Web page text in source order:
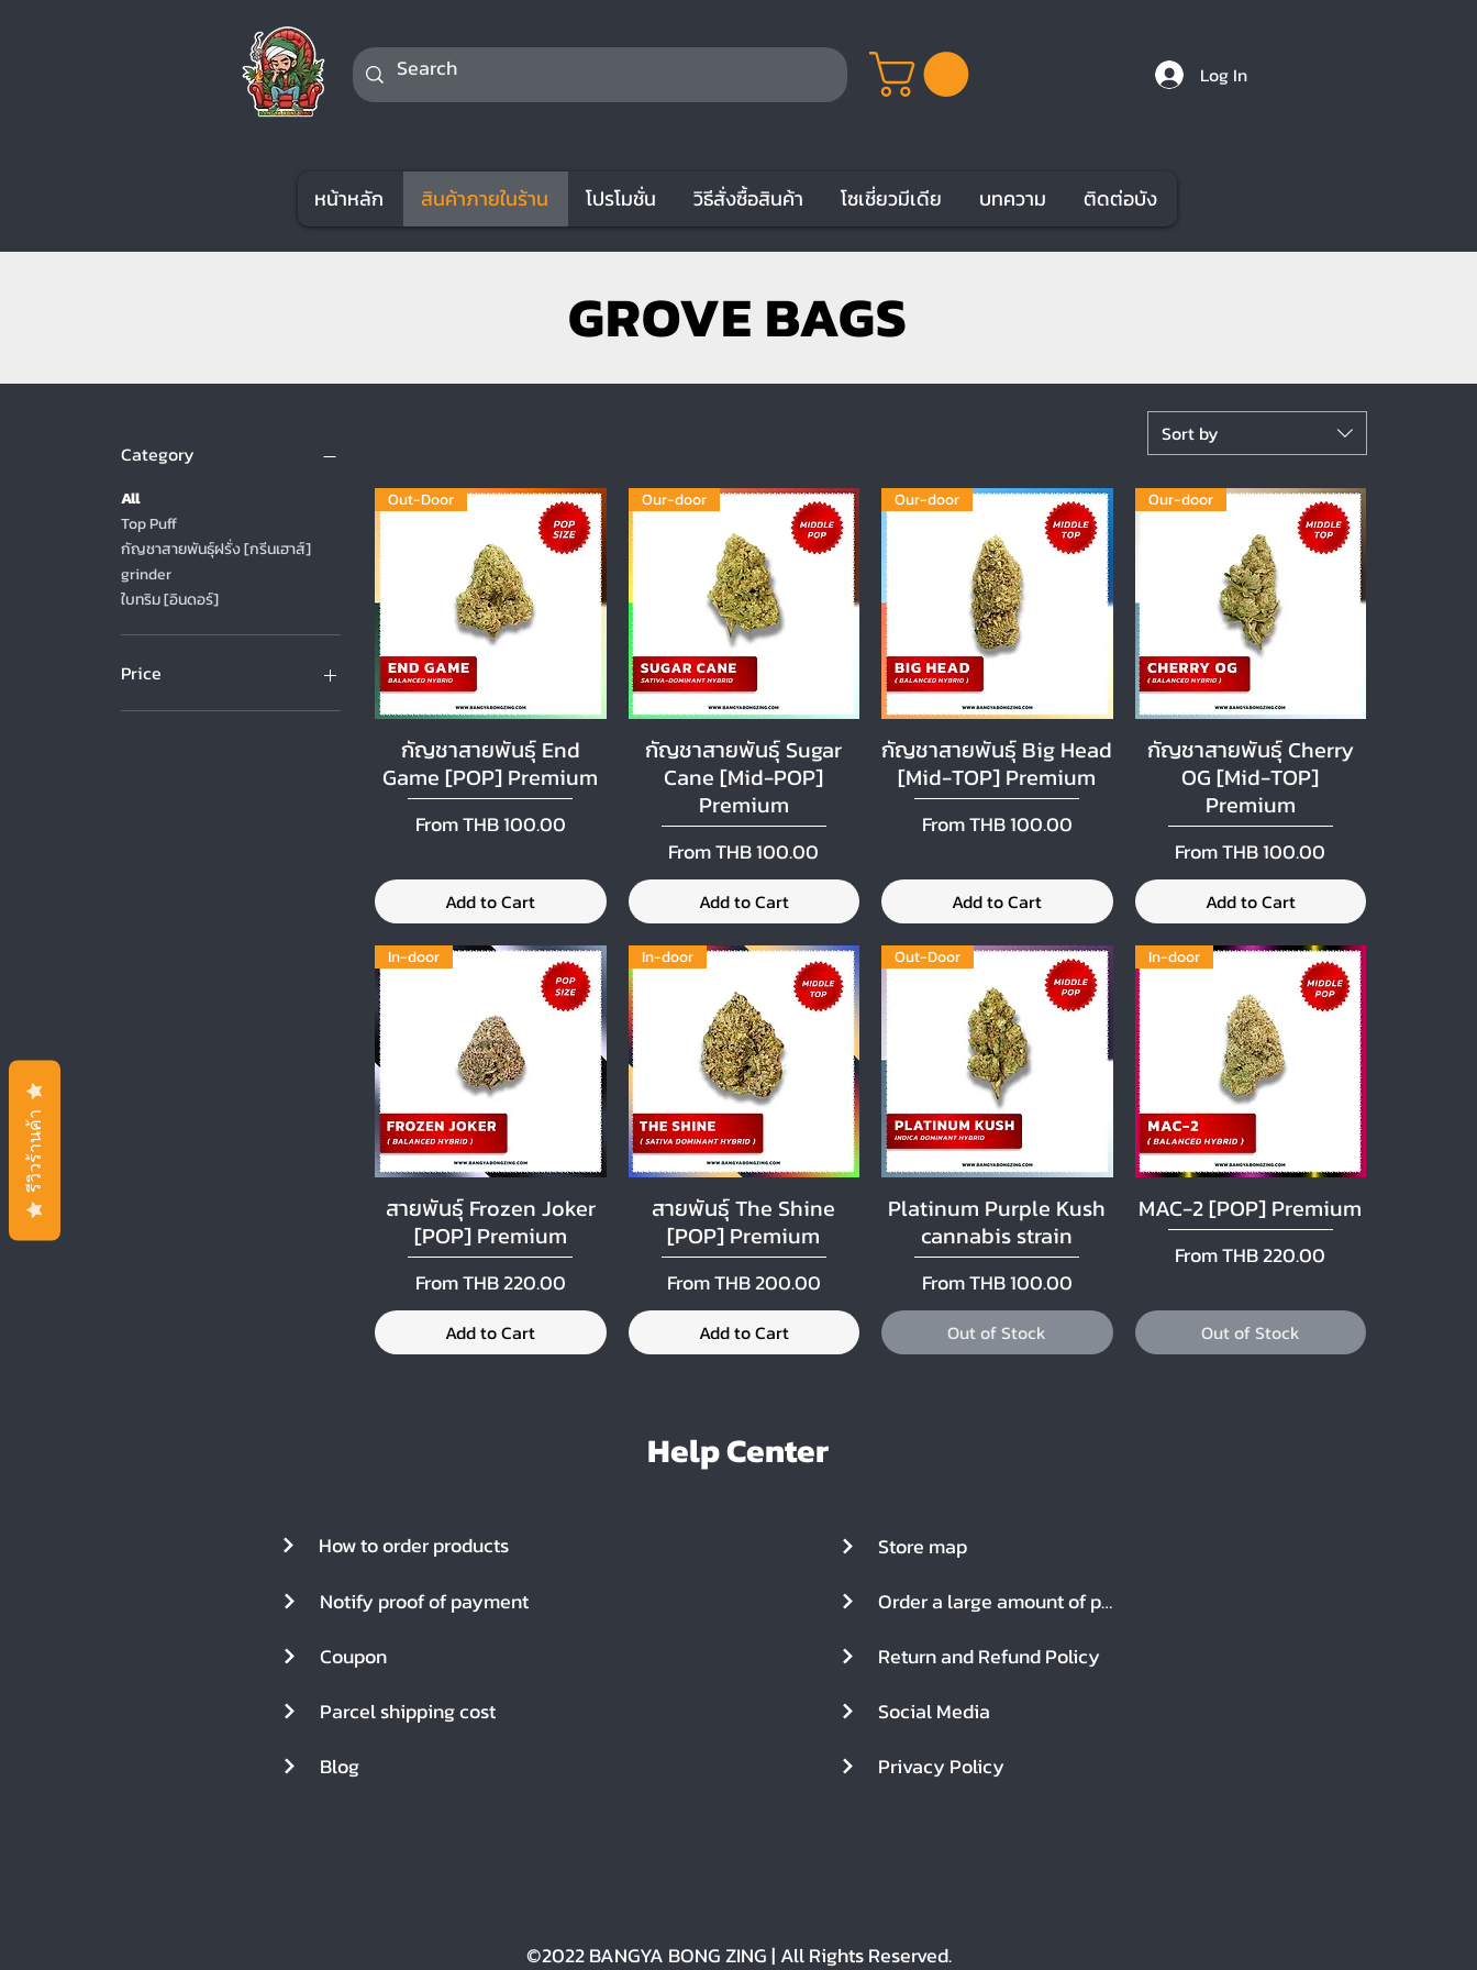
Log In
หน้าหลัก สินค้าภายในร้าน โปรโมชั่น วิธีสั่งซื้อสินค้า โซเชี่ยวมีเดีย บทความ ติดต่อบัง
GROVE BAGS
Category
All
Top Puff
กัญชาสายพันธุ์ฝรั่ง [กรีนเฮาส์]
grinder
ใบทริม [อินดอร์]
Price
Sort by
Quick View
Out-Door
กัญชาสายพันธุ์ End
Game [POP] Premium
FromTHB 100.00
Sale Price
Add to Cart
Quick View
Our-door
กัญชาสายพันธุ์ Sugar
Cane [Mid-POP]
Premium
FromTHB 100.00
Sale Price
Add to Cart
Quick View
Our-door
กัญชาสายพันธุ์ Big Head
[Mid-TOP] Premium
FromTHB 100.00
Sale Price
Add to Cart
Quick View
Our-door
กัญชาสายพันธุ์ Cherry
OG [Mid-TOP]
Premium
FromTHB 100.00
Sale Price
Add to Cart
Quick View
In-door
สายพันธุ์ Frozen Joker
[POP] Premium
FromTHB 220.00
Sale Price
Add to Cart
Quick View
In-door
สายพันธุ์ The Shine
[POP] Premium
FromTHB 200.00
Sale Price
Add to Cart
Quick View
Out-Door
Platinum Purple Kush
cannabis strain
FromTHB 100.00
Sale Price
Out of Stock
Quick View
In-door
MAC-2 [POP] Premium
FromTHB 220.00
Sale Price
Out of Stock
Help Center
How to order products
Notify proof of payment
Coupon
Parcel shipping cost
Blog
Store map
Order a large amount of products
Return and Refund Policy
Social Media
Privacy Policy
©2022 BANGYA BONG ZING | All Rights Reserved.
รีวิวร้านค้า